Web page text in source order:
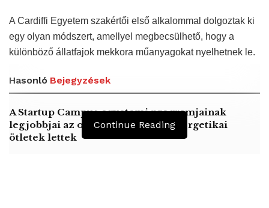
A Cardiffi Egyetem szakértői első alkalommal dolgoztak ki
egy olyan módszert, amellyel megbecsülhető, hogy a
különböző állatfajok mekkora műanyagokat nyelhetnek le.
Hasonló Bejegyzések
A Startup Campus egyetemi programjainak
legjobbjai az okosváros és zöld energetikai
ötletek lettek
Continue Reading